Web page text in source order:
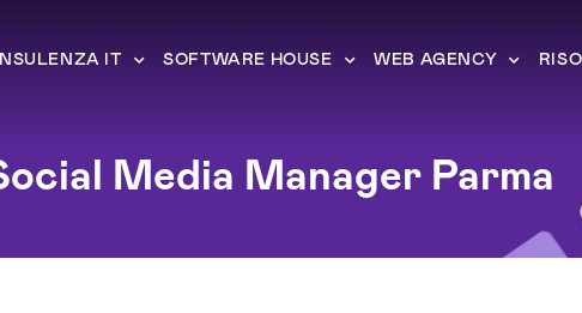
IT SOFTWARE HOUSE WEB AGENCY
Media Manager Parma